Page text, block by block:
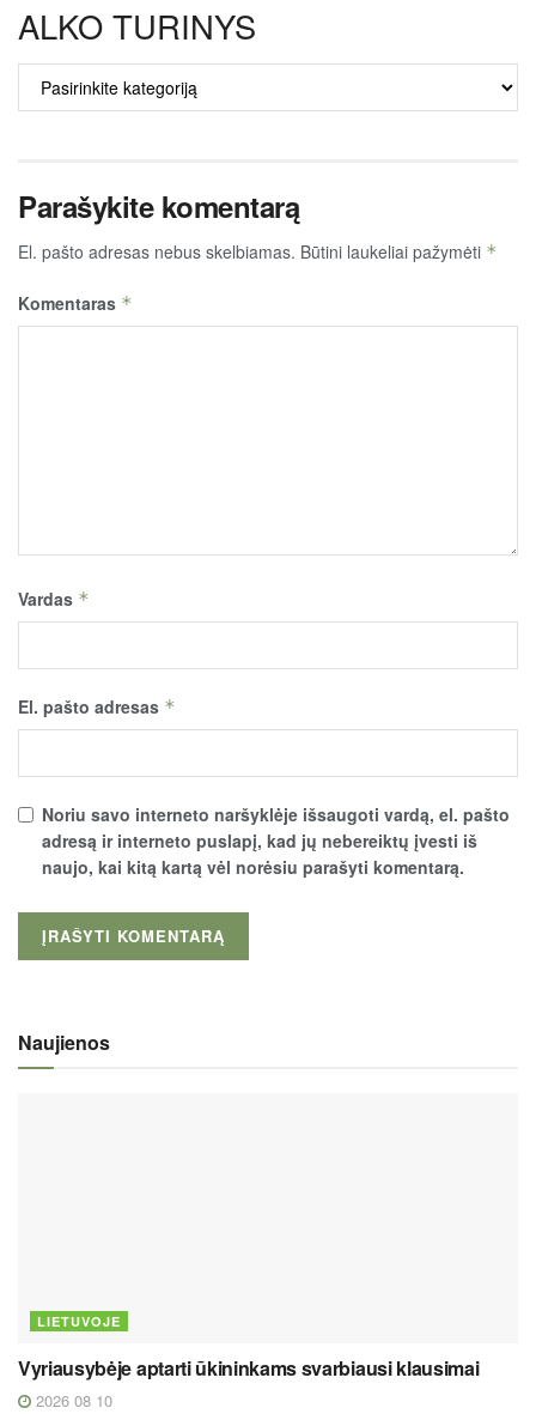
ALKO TURINYS
ALKO
TURINYS
Parašykite komentarą
El. pašto adresas nebus skelbiamas. Būtini laukeliai pažymėti *
Komentaras *
Vardas *
El. pašto adresas *
Noriu savo interneto naršyklėje išsaugoti vardą, el. pašto
adresą ir interneto puslapį, kad jų nebereiktų įvesti iš
naujo, kai kitą kartą vėl norėsiu parašyti komentarą.
Naujienos
LIETUVOJE
Vyriausybėje aptarti ūkininkams svarbiausi klausimai
2026 08 10